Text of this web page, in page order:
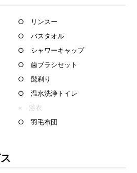
○ リンスー
○ バスタオル
○ シャワーキャップ
○ 歯ブラシセット
○ 髭剃り
○ 温水洗浄トイレ
× 浴衣
○ 羽毛布団